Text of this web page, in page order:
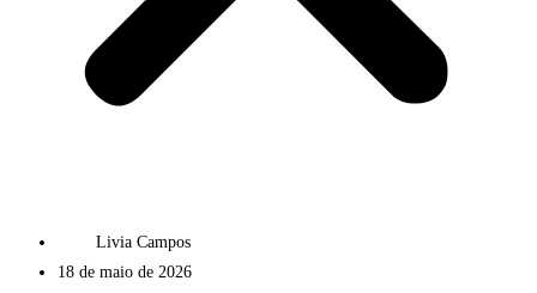
Livia Campos
18 de maio de 2026